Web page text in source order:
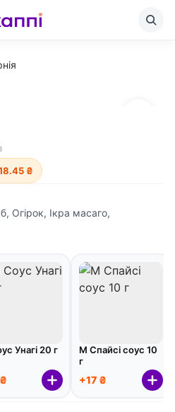
₴
Огірок, Ікра масаго,
Унагі 20 г
М Спайсі соус 10
г
+17 ₴